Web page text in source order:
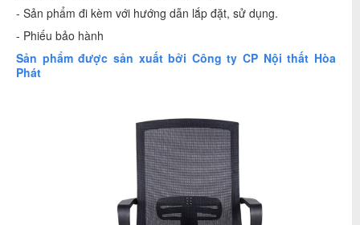
- Sản phẩm đi kèm với hướng dẫn lắp đặt, sử dụng.
- Phiếu bảo hành
Sản phẩm được sản xuất bởi Công ty CP Nội thất Hòa
Phát